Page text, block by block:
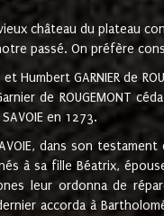
château du plateau
passé. On préfère
Humbert GARNIER de
de ROUGEMONT
en 1273.
dans son
à sa fille Béatrix,
leur ordonna de
accorda à